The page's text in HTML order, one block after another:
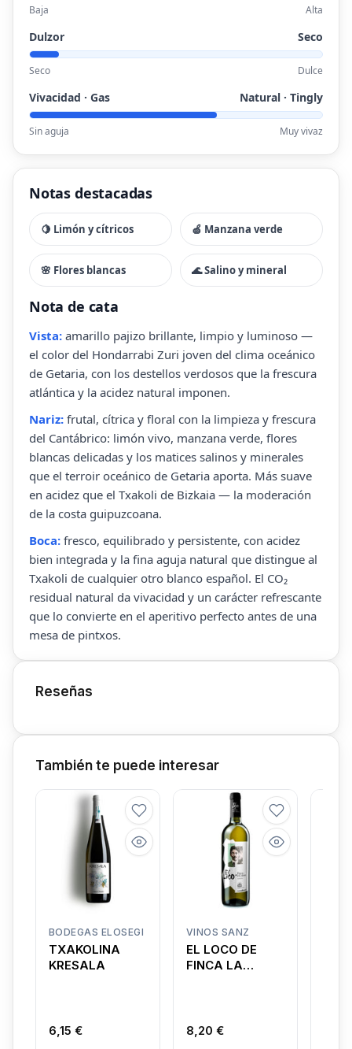
Baja Alta
Dulzor Seco
Seco Dulce
Vivacidad · Gas Natural · Tingly
Sin aguja Muy vivaz
Notas destacadas
🍋 Limón y cítricos 🍏 Manzana verde
🌸 Flores blancas 🌊 Salino y mineral
Nota de cata
Vista: amarillo pajizo brillante, limpio y luminoso —
el color del Hondarrabi Zuri joven del clima oceánico
de Getaria, con los destellos verdosos que la frescura
atlántica y la acidez natural imponen.
Nariz: frutal, cítrica y floral con la limpieza y frescura
del Cantábrico: limón vivo, manzana verde, flores
blancas delicadas y los matices salinos y minerales
que el terroir oceánico de Getaria aporta. Más suave
en acidez que el Txakoli de Bizkaia — la moderación
de la costa guipuzcoana.
Boca: fresco, equilibrado y persistente, con acidez
bien integrada y la fina aguja natural que distingue al
Txakoli de cualquier otro blanco español. El CO₂
residual natural da vivacidad y un carácter refrescante
que lo convierte en el aperitivo perfecto antes de una
mesa de pintxos.
Reseñas
También te puede interesar
BODEGAS ELOSEGI
TXAKOLINA
KRESALA
6,15 €
VINOS SANZ
EL LOCO DE
FINCA LA
8,20 €